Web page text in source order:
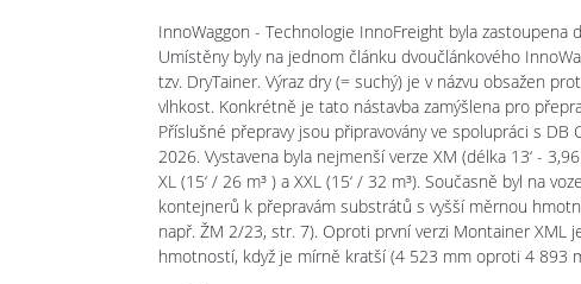
InnoWaggon - Technologie InnoFreight byla zastoupena
Umístěny byly na jednom článku dvoučlánkového
tzv. DryTainer. Výraz dry (= suchý) je v názvu obsažen
vlhkost. Konkrétně je tato nástavba zamýšlena pro
Příslušné přepravy jsou připravovány ve spolupráci s
2026. Vystavena byla nejmenší verze XM (délka 13‘ -
XL (15‘ / 26 m³ ) a XXL (15‘ / 32 m³). Současně byl na
kontejnerů k přepravám substrátů s vyšší měrnou
např. ŽM 2/23, str. 7). Oproti první verzi Montainer XML
hmotností, když je mírně kratší (4 523 mm oproti 4 893